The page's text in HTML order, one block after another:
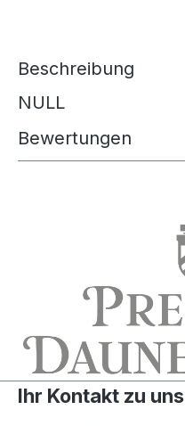
Beschreibung
NULL
Bewertungen
Ihr Kontakt zu uns